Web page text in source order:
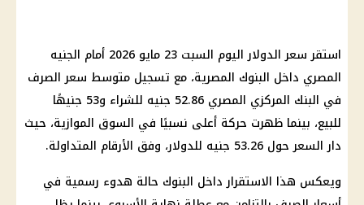
استقر سعر الدولار اليوم السبت 23 مايو 2026 أمام الجنيه
المصري داخل البنوك المصرية، مع تسجيل متوسط سعر الصرف
في البنك المركزي المصري 52.86 جنيه للشراء و53 جنيهًا
للبيع، بينما ظهرت حركة أعلى نسبيًا في السوق الموازية، حيث
دار السعر حول 53.26 جنيه للدولار، وفق الأرقام المتداولة.
ويعكس هذا الاستقرار داخل البنوك حالة هدوء رسمية في